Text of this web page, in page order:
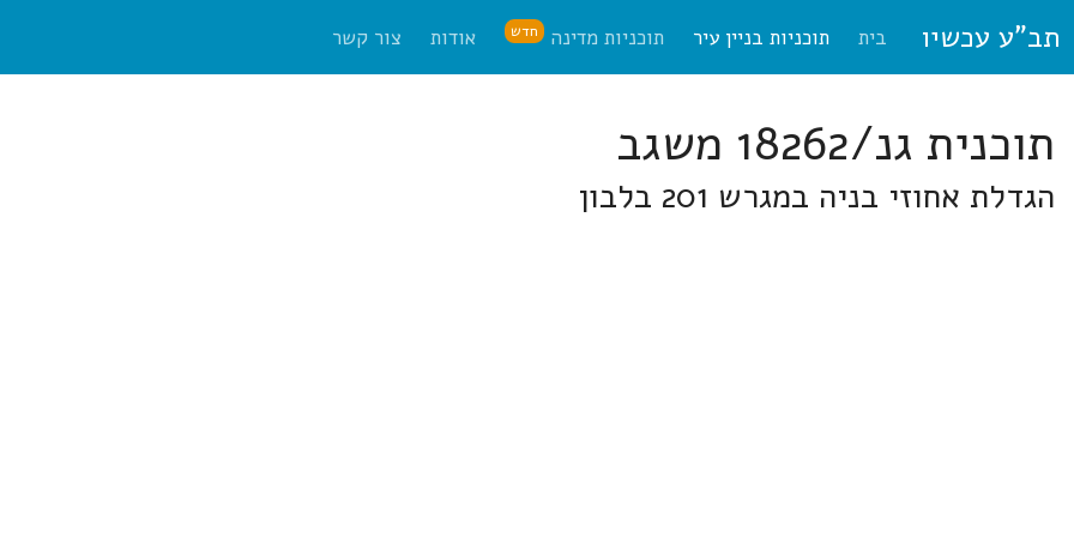
תב"ע עכשיו בית תוכניות בניין עיר תוכניות מדינה חדש אודות צור קשר
תוכנית גנ/18262 משגב
הגדלת אחוזי בניה במגרש 201 בלבון